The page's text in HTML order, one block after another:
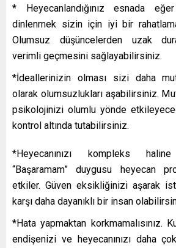
* Heyecanlandığınız esnada
dinlenmek sizin için iyi bir
Olumsuz düşüncelerden uzak
verimli geçmesini sağlayabilirsiniz.
*İdeallerinizin olması sizi daha
olarak olumsuzlukları aşabilirsiniz.
psikolojinizi olumlu yönde
kontrol altında tutabilirsiniz.
*Heyecanınızı kompleks
“Başaramam” duygusu heyecan
etkiler. Güven eksikliğinizi aşarak
karşı daha dayanıklı bir insan
*Hata yapmaktan korkmamalısınız.
endişenizi ve heyecanınızı daha